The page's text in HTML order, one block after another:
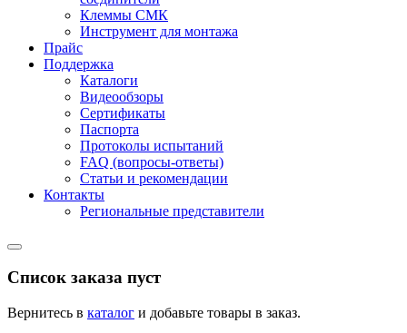
Клеммы СМК
Инструмент для монтажа
Прайс
Поддержка
Каталоги
Видеообзоры
Сертификаты
Паспорта
Протоколы испытаний
FAQ (вопросы-ответы)
Статьи и рекомендации
Контакты
Региональные представители
Список заказа пуст
Вернитесь в каталог и добавьте товары в заказ.